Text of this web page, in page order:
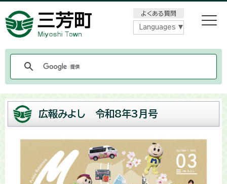
よくある質問
Languages
広報みよし 令和8年3月号